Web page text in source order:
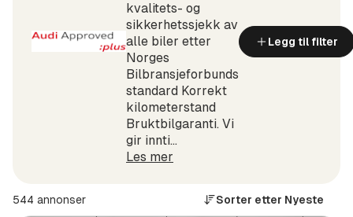
kvalitets-­ og
sikkerhetssjekk av
alle biler etter
Norges
Bilbransjeforbunds
standard Korrekt
kilometerstand
Bruktbilgaranti. Vi
gir innti...
Les mer
Legg til filter
544 annonser Sorter etter Nyeste